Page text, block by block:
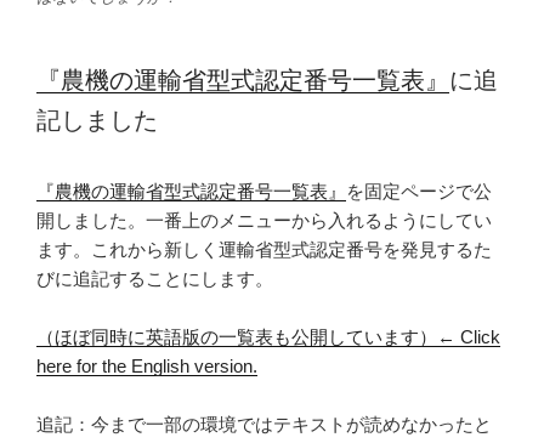
『農機の運輸省型式認定番号一覧表』 に追
記しました
『農機の運輸省型式認定番号一覧表』
を固定ページで公
開しました。一番上のメニューから入れるようにしてい
ます。これから新しく運輸省型式認定番号を発見するた
びに追記することにします。
（ほぼ同時に英語版の一覧表も公開しています）← Click
here for the English version.
追記：今まで一部の環境ではテキストが読めなかったと